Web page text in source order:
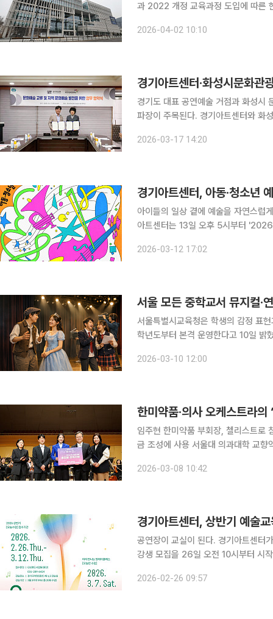
과 2022 개정 교육과정 도입에 따른
종합계획’을 발표했다. 이번 계획은
2026-04-02 10:10
경기아트센터·화성시문화관
경기도 대표 공연예술 거점과 화성시
파장이 주목된다. 경기아트센터와 화성시문화관광재단은 17일 경기아트센터 회의실에서 지역 문화
플랫폼과 인구 100만을 향해 가는 화
2026-03-17 14:20
아이들의 일상 곁에 예술을 자연스럽게
아트센터는 13일 오후 5시부터 '2026
소년을 대상으로 공연예술 기반 기초
2026-03-12 17:02
서울 모든 중학교서 뮤지컬·
서울특별시교육청은 학생의 감정 표
학년도부터 본격 운영한다고 10일 밝혔다. 정서기반 예술교육은 학교 교육과정 내 음악,
함과 동시에 공동체 안에서의 협력적
2026-03-10 12:00
한미약품·의사 오케스트라의
임주현 한미약품 부회장, 첼리스트로
금 조성에 사용 서울대 의과대학 교향악단 출신 의료인들을 중심으로 구성된 메디칼 필하모닉 오케
선 공연이 관객들의 뜨거운 성원 속에
2026-03-08 10:42
공연장이 교실이 된다. 경기아트센
강생 모집을 26일 오전 10시부터 시
되던 예술교육 프로그램을 하나의 체
2026-02-26 09:57